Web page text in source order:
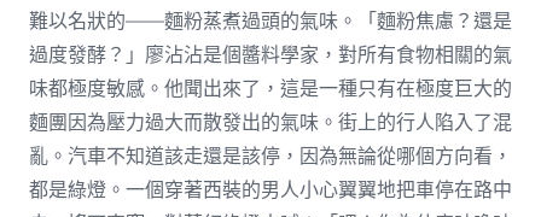
難以名狀的——麵粉蒸煮過頭的氣味。「麵粉焦慮？還是
過度發酵？」廖沾沾是個醬料學家，對所有食物相關的氣
味都極度敏感。他聞出來了，這是一種只有在極度巨大的
麵團因為壓力過大而散發出的氣味。街上的行人陷入了混
亂。汽車不知道該走還是該停，因為無論從哪個方向看，
都是綠燈。一個穿著西裝的男人小心翼翼地把車停在路中